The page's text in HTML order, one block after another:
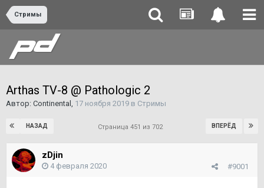
Стримы
Arthas TV-8 @ Pathologic 2
Автор: Continental , 17 ноября 2019 в Стримы
НАЗАД ВПЕРЁД
Страница 451 из 702
zDjin
#9001
4 февраля 2020